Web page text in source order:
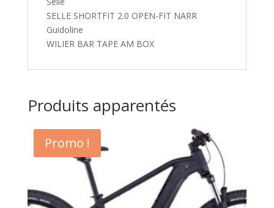
SELLE SHORTFIT 2.0 OPEN-FIT NARR
Guidoline
WILIER BAR TAPE AM BOX
Produits apparentés
Promo !